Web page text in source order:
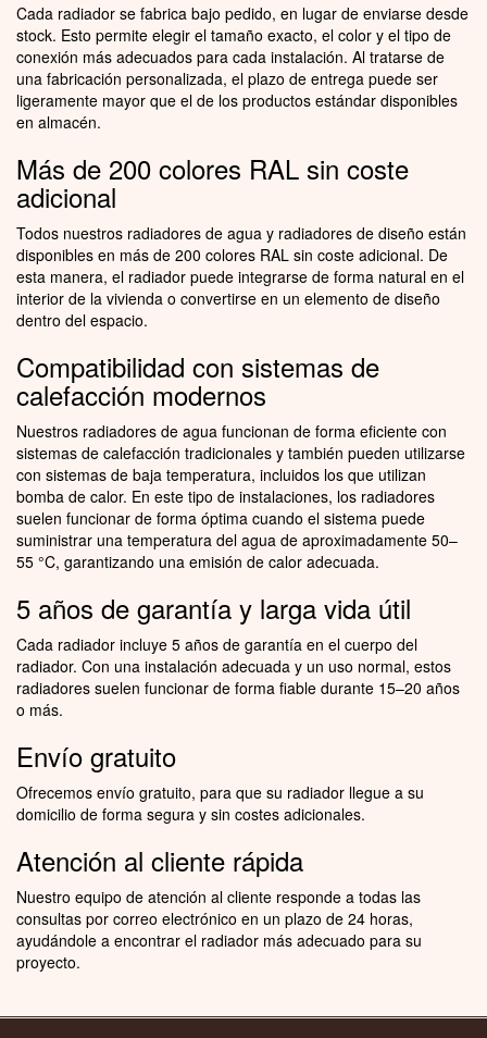
Cada radiador se fabrica bajo pedido, en lugar de enviarse desde
stock. Esto permite elegir el tamaño exacto, el color y el tipo de
conexión más adecuados para cada instalación. Al tratarse de
una fabricación personalizada, el plazo de entrega puede ser
ligeramente mayor que el de los productos estándar disponibles
en almacén.
Más de 200 colores RAL sin coste
adicional
Todos nuestros radiadores de agua y radiadores de diseño están
disponibles en más de 200 colores RAL sin coste adicional. De
esta manera, el radiador puede integrarse de forma natural en el
interior de la vivienda o convertirse en un elemento de diseño
dentro del espacio.
Compatibilidad con sistemas de
calefacción modernos
Nuestros radiadores de agua funcionan de forma eficiente con
sistemas de calefacción tradicionales y también pueden utilizarse
con sistemas de baja temperatura, incluidos los que utilizan
bomba de calor. En este tipo de instalaciones, los radiadores
suelen funcionar de forma óptima cuando el sistema puede
suministrar una temperatura del agua de aproximadamente 50–
55 °C, garantizando una emisión de calor adecuada.
5 años de garantía y larga vida útil
Cada radiador incluye 5 años de garantía en el cuerpo del
radiador. Con una instalación adecuada y un uso normal, estos
radiadores suelen funcionar de forma fiable durante 15–20 años
o más.
Envío gratuito
Ofrecemos envío gratuito, para que su radiador llegue a su
domicilio de forma segura y sin costes adicionales.
Atención al cliente rápida
Nuestro equipo de atención al cliente responde a todas las
consultas por correo electrónico en un plazo de 24 horas,
ayudándole a encontrar el radiador más adecuado para su
proyecto.